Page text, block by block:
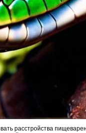
расстройства